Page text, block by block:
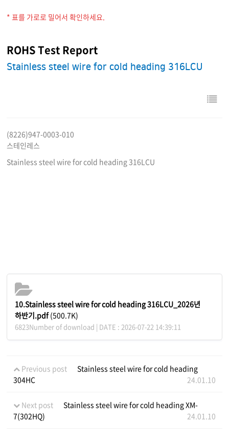
* 표를 가로로 밀어서 확인하세요.
ROHS Test Report
Stainless steel wire for cold heading 316LCU
(8226)947-0003-010
스테인레스
Stainless steel wire for cold heading 316LCU
10.Stainless steel wire for cold heading 316LCU_2026년
하반기.pdf(500.7K)
6823Number of download | DATE : 2026-07-22 14:39:11
Previous post
Stainless steel wire for cold heading
304HC
24.01.10
Next post
Stainless steel wire for cold heading XM-
7(302HQ)
24.01.10